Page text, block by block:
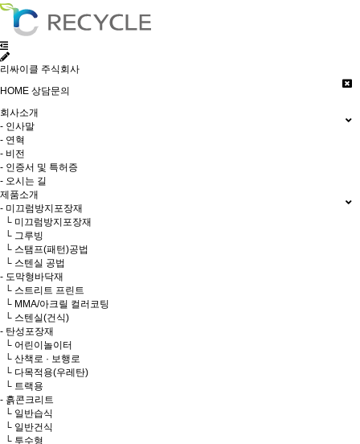
리싸이클 주식회사
HOME 상담문의
회사소개
- 인사말
- 연혁
- 비전
- 인증서 및 특허증
- 오시는 길
제품소개
- 미끄럼방지포장재
└ 미끄럼방지포장재
└ 그루빙
└ 스탬프(패턴)공법
└ 스텐실 공법
- 도막형바닥재
└ 스트리트 프린트
└ MMA/아크릴 컬러코팅
└ 스텐실(건식)
- 탄성포장재
└ 어린이놀이터
└ 산책로 · 보행로
└ 다목적용(우레탄)
└ 트랙용
- 흙콘크리트
└ 일반습식
└ 일반건식
└ 투수형